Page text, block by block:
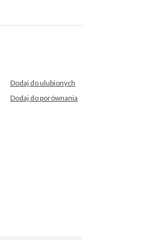
Dodaj do ulubionych
Dodaj do porównania